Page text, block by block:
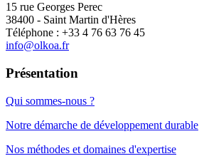
15 rue Georges Perec
38400 - Saint Martin d'Hères
Téléphone : +33 4 76 63 76 45
info@olkoa.fr
Présentation
Qui sommes-nous ?
Notre démarche de développement durable
Nos méthodes et domaines d'expertise